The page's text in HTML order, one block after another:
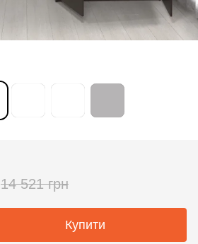
14 521 грн
Купити